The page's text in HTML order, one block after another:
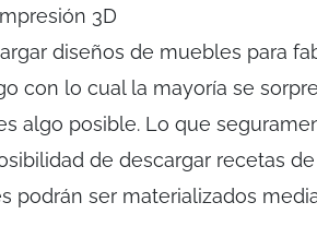
3D
diseños de muebles para
con lo cual la mayoría se
algo posible. Lo que
de descargar recetas
podrán ser materializados